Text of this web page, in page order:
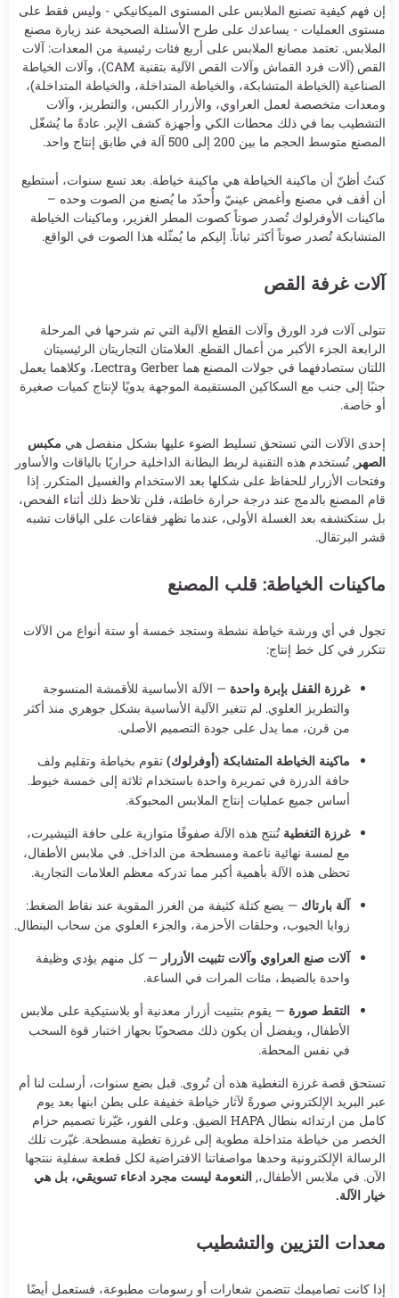
إن فهم كيفية تصنيع الملابس على المستوى الميكانيكي - وليس فقط على
مستوى العمليات - يساعدك على طرح الأسئلة الصحيحة عند زيارة مصنع
الملابس. تعتمد مصانع الملابس على أربع فئات رئيسية من المعدات: آلات
القص (آلات فرد القماش وآلات القص الآلية بتقنية CAM)، وآلات الخياطة
الصناعية (الخياطة المتشابكة، والخياطة المتداخلة، والخياطة المتداخلة)،
ومعدات متخصصة لعمل العراوي، والأزرار الكبس، والتطريز، وآلات
التشطيب بما في ذلك محطات الكي وأجهزة كشف الإبر. عادةً ما يُشغّل
المصنع متوسط الحجم ما بين 200 إلى 500 آلة في طابق إنتاج واحد.
كنتُ أظنّ أن ماكينة الخياطة هي ماكينة خياطة. بعد تسع سنوات، أستطيع
أن أقف في مصنع وأغمض عينيّ وأُحدّد ما يُصنع من الصوت وحده –
ماكينات الأوفرلوك تُصدر صوتاً كصوت المطر الغزير، وماكينات الخياطة
المتشابكة تُصدر صوتاً أكثر ثباتاً. إليكم ما يُمثّله هذا الصوت في الواقع.
آلات غرفة القص
تتولى آلات فرد الورق وآلات القطع الآلية التي تم شرحها في المرحلة
الرابعة الجزء الأكبر من أعمال القطع. العلامتان التجاريتان الرئيسيتان
اللتان ستصادفهما في جولات المصنع هما Gerber وLectra، وكلاهما يعمل
جنبًا إلى جنب مع السكاكين المستقيمة الموجهة يدويًا لإنتاج كميات صغيرة
أو خاصة.
إحدى الآلات التي تستحق تسليط الضوء عليها بشكل منفصل هي مكبس
الصهر , تُستخدم هذه التقنية لربط البطانة الداخلية حراريًا بالياقات والأساور
وفتحات الأزرار للحفاظ على شكلها بعد الاستخدام والغسيل المتكرر. إذا
قام المصنع بالدمج عند درجة حرارة خاطئة، فلن تلاحظ ذلك أثناء الفحص،
بل ستكتشفه بعد الغسلة الأولى، عندما تظهر فقاعات على الياقات تشبه
قشر البرتقال.
ماكينات الخياطة: قلب المصنع
تجول في أي ورشة خياطة نشطة وستجد خمسة أو ستة أنواع من الآلات
تتكرر في كل خط إنتاج:
غرزة القفل بإبرة واحدة — الآلة الأساسية للأقمشة المنسوجة
والتطريز العلوي. لم تتغير الآلية الأساسية بشكل جوهري منذ أكثر
من قرن، مما يدل على جودة التصميم الأصلي.
ماكينة الخياطة المتشابكة (أوفرلوك) تقوم بخياطة وتقليم ولف
حافة الدرزة في تمريرة واحدة باستخدام ثلاثة إلى خمسة خيوط.
أساس جميع عمليات إنتاج الملابس المحبوكة.
غرزة التغطية تُنتج هذه الآلة صفوفًا متوازية على حافة التيشيرت،
مع لمسة نهائية ناعمة ومسطحة من الداخل. في ملابس الأطفال،
تحظى هذه الآلة بأهمية أكبر مما تدركه معظم العلامات التجارية.
آلة بارتاك — يضع كتلة كثيفة من الغرز المقوية عند نقاط الضغط:
زوايا الجيوب، وحلقات الأحزمة، والجزء العلوي من سحاب البنطال.
آلات صنع العراوي وآلات تثبيت الأزرار — كل منهم يؤدي وظيفة
واحدة بالضبط، مئات المرات في الساعة.
التقط صورة — يقوم بتثبيت أزرار معدنية أو بلاستيكية على ملابس
الأطفال، ويفضل أن يكون ذلك مصحوبًا بجهاز اختبار قوة السحب
في نفس المحطة.
تستحق قصة غرزة التغطية هذه أن تُروى. قبل بضع سنوات، أرسلت لنا أم
عبر البريد الإلكتروني صورةً لآثار خياطة خفيفة على بطن ابنها بعد يوم
كامل من ارتدائه بنطال HAPA الضيق. وعلى الفور، غيّرنا تصميم حزام
الخصر من خياطة متداخلة مطوية إلى غرزة تغطية مسطحة. غيّرت تلك
الرسالة الإلكترونية وحدها مواصفاتنا الافتراضية لكل قطعة سفلية ننتجها
الآن. في ملابس الأطفال،, النعومة ليست مجرد ادعاء تسويقي، بل هي
خيار الآلة.
معدات التزيين والتشطيب
إذا كانت تصاميمك تتضمن شعارات أو رسومات مطبوعة، فستعمل أيضًا